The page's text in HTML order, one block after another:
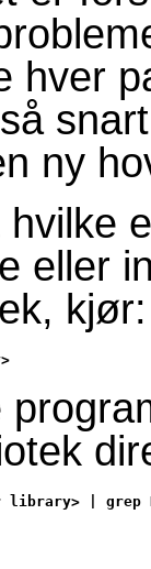
hver
ny
eller
kjør:
| grep